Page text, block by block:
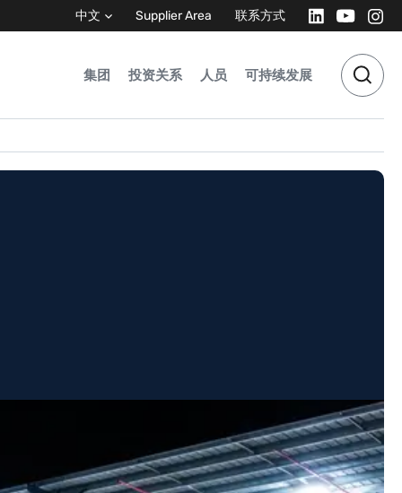
中文 Supplier Area 联系方式
集团 投资关系 人员 可持续发展